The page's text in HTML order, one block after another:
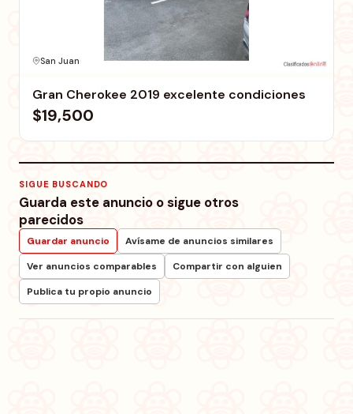
San Juan
Gran Cherokee 2019 excelente condiciones
$19,500
SIGUE BUSCANDO
Guarda este anuncio o sigue otros
parecidos
Guardar anuncio
Avísame de anuncios similares
Ver anuncios comparables
Compartir con alguien
Publica tu propio anuncio